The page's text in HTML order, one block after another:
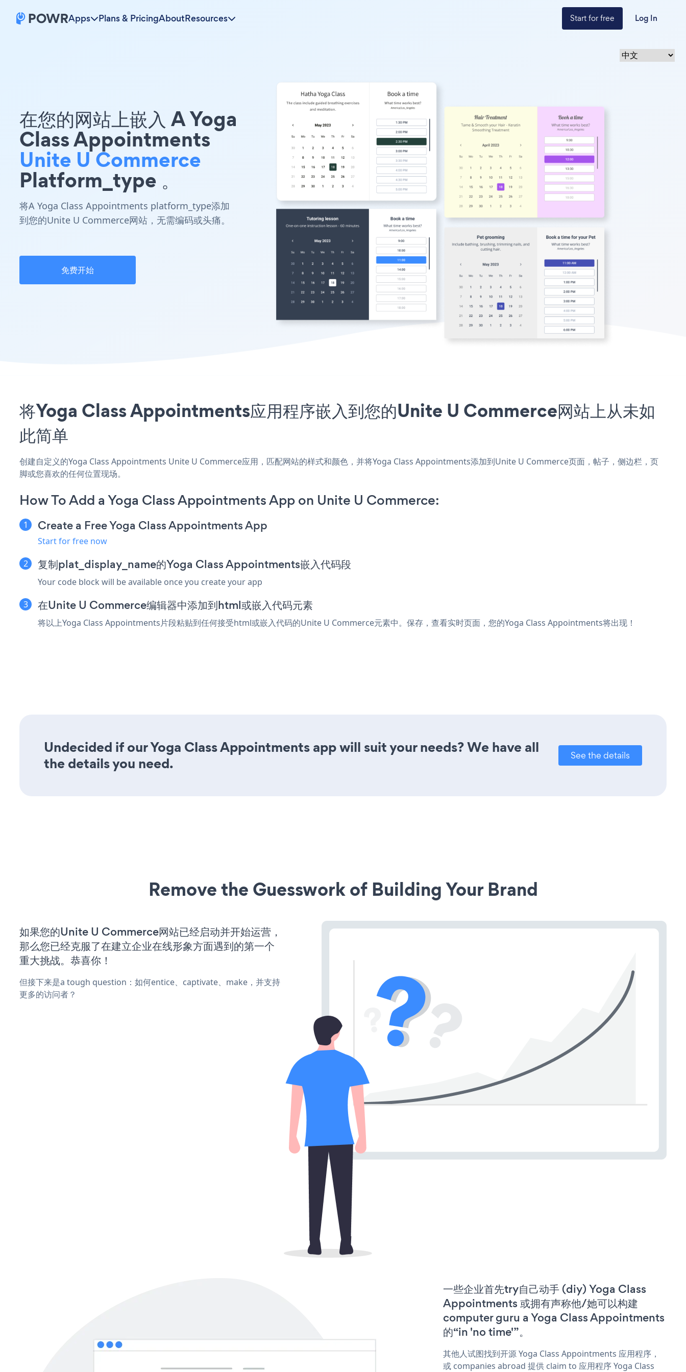
Apps Plans & PricingAboutResources Start for free Log In
在您的网站上嵌入 A Yoga
Class Appointments
Unite U Commerce
Platform_type 。
将A Yoga Class Appointments platform_type添加
到您的Unite U Commerce网站，无需编码或头痛。
免费开始
将Yoga Class Appointments应用程序嵌入到您的Unite U Commerce网站上从未如
此简单
创建自定义的Yoga Class Appointments Unite U Commerce应用，匹配网站的样式和颜色，并将Yoga Class Appointments添加到Unite U Commerce页面，帖子，侧边栏，页
脚或您喜欢的任何位置现场。
How To Add a Yoga Class Appointments App on Unite U Commerce:
Create a Free Yoga Class Appointments App
Start for free now
复制plat_display_name的Yoga Class Appointments嵌入代码段
Your code block will be available once you create your app
在Unite U Commerce编辑器中添加到html或嵌入代码元素
将以上Yoga Class Appointments片段粘贴到任何接受html或嵌入代码的Unite U Commerce元素中。保存，查看实时页面，您的Yoga Class Appointments将出现！
Undecided if our Yoga Class Appointments app will suit your needs? We have all
the details you need.
See the details
Remove the Guesswork of Building Your Brand
如果您的Unite U Commerce网站已经启动并开始运营，
那么您已经克服了在建立企业在线形象方面遇到的第一个
重大挑战。恭喜你！
但接下来是a tough question：如何entice、captivate、make，并支持
更多的访问者？
一些企业首先try自己动手 (diy) Yoga Class
Appointments 或拥有声称他/她可以构建
computer guru a Yoga Class Appointments
的“in 'no time'”。
其他人试图找到开源 Yoga Class Appointments 应用程序，
或 companies abroad 提供 claim to 应用程序 Yoga Class